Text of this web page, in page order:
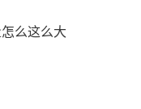
么这么大